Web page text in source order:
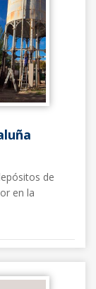
de
en la